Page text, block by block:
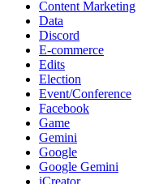
Content Marketing
Data
Discord
E-commerce
Edits
Election
Event/Conference
Facebook
Game
Gemini
Google
Google Gemini
iCreator